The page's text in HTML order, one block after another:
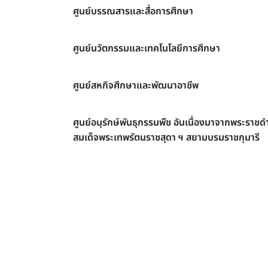
ศูนย์บรรณสารและสื่อการศึกษา
ศูนย์นวัตกรรมและเทคโนโลยีการศึกษา
ศูนย์สหกิจศึกษาและพัฒนาอาชีพ
ศูนย์อนุรักษ์พันธุกรรมพืช อันเนื่องมาจากพระราชด
สมเด็จพระเทพรัตนราชสุดา ฯ สยามบรมราชกุมารี